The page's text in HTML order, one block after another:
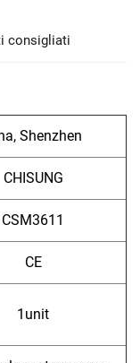
consigliati
Shenzhen
CHISUNG
CSM3611
CE
1unit